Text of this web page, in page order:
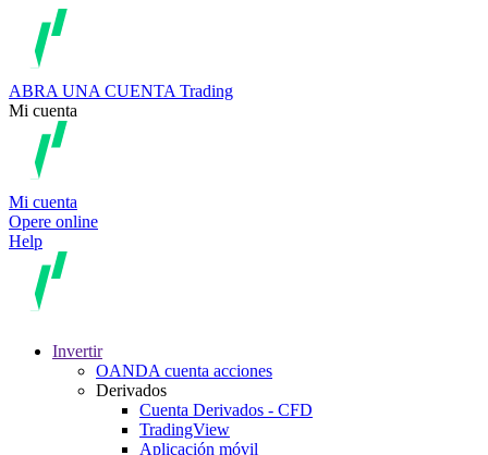
ABRA UNA CUENTA Trading
Mi cuenta
Mi cuenta
Opere online
Help
Invertir
OANDA cuenta acciones
Derivados
Cuenta Derivados - CFD
TradingView
Aplicación móvil